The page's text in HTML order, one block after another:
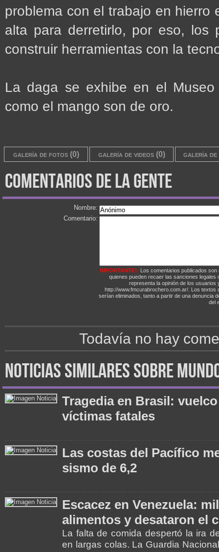
problema con el trabajo en hierro
alta para derretirlo, por eso, los
construir herramientas con la
La daga se exhibe en el
como el mango son de oro.
galería de fotos (0) galería de videos (0) galería de
comentarios de la gente
Nombre:
Comentario:
IMPORTANTE!: Los comentarios publicados
quienes pueden recaer las sanciones
representa la opinión de los
http://www.fmcurabrochero.com.ar/. Los textos
serían eliminados, tanto a partir de una denuncia
del
Todavía no hay
noticias similares sobre
Tragedia en Brasil:
víctimas fatales
Las costas del Pacífico
sismo de 6,2
Escacez en Venezuela:
alimentos y desataron el
La falta de comida despertó la ira
en largas colas. La Guardia